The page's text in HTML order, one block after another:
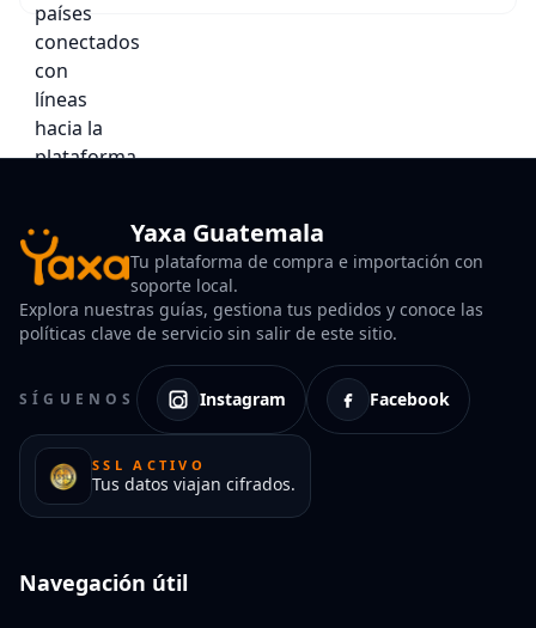
Yaxa Guatemala
Tu plataforma de compra e importación con
soporte local.
Explora nuestras guías, gestiona tus pedidos y conoce las
políticas clave de servicio sin salir de este sitio.
SÍGUENOS Instagram Facebook
SSL ACTIVO
Tus datos viajan cifrados.
Navegación útil